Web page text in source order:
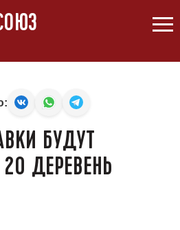
БУДУТ
ДЕРЕВЕНЬ